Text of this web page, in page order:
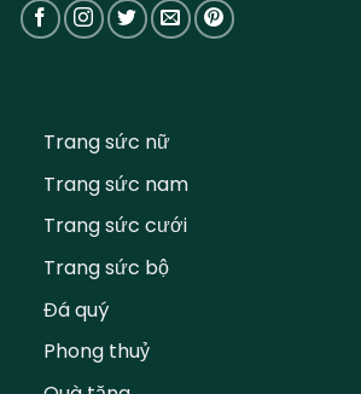
Trang sức nữ
Trang sức nam
Trang sức cưới
Trang sức bộ
Đá quý
Phong thuỷ